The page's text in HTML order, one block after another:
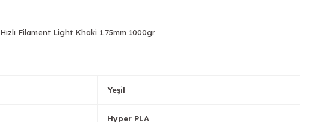
Filament Light Khaki 1.75mm 1000gr
Yeşil
Hyper PLA